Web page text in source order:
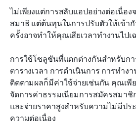
ไม่เพียงแต่การสลับแอปอย่างต่อเนื่อ
สมาธิ แต่ต้นทุนในการปรับตัวให้เข้
ครั้งอาจทำให้คุณเสียเวลาทำงานไป
การใช้โซลูชันที่แตกต่างกันสำหรับก
ตารางเวลา การดำเนินการ การทำง
ติดตามผลก็มีค่าใช้จ่ายเช่นกัน คุณเพี
จัดการค่าธรรมเนียมการสมัครสมาชิ
และจ่ายราคาสูงสำหรับความไม่มีป
ความต่อเนื่อง
คำถามที่พบบ่อยเกี่ยวกับซอฟต์แวร์
สรุป